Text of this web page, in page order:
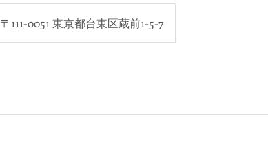
〒111-0051 東京都台東区蔵前1-5-7